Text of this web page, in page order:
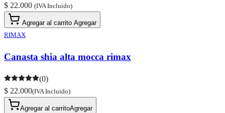
$ 22.000 (IVA Incluido)
Agregar al carrito Agregar
RIMAX
Canasta shia alta mocca rimax
(0)
$ 22.000(IVA Incluido)
Agregar al carritoAgregar